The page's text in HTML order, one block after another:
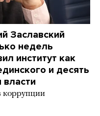
Заславский
недель
институт как
и десять
власти
коррупции